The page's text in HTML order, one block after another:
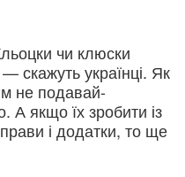
чи клюски
скажуть українці. Як
не подавай-
А якщо їх зробити із
і додатки, то ще